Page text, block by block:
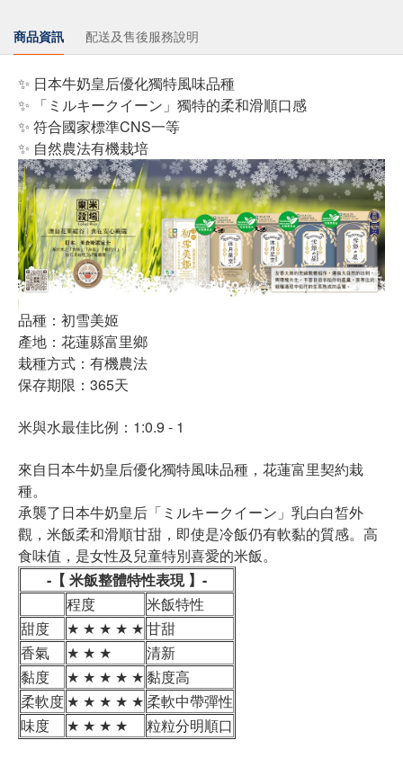
商品資訊 配送及售後服務說明
✨ 日本牛奶皇后優化獨特風味品種
✨ 「ミルキークイーン」獨特的柔和滑順口感
✨ 符合國家標準CNS一等
✨ 自然農法有機栽培
品種：初雪美姬
產地：花蓮縣富里鄉
栽種方式：有機農法
保存期限：365天
米與水最佳比例：1:0.9 - 1
來自日本牛奶皇后優化獨特風味品種，花蓮富里契約栽
種。
承襲了日本牛奶皇后「ミルキークイーン」乳白白皙外
觀，米飯柔和滑順甘甜，即使是冷飯仍有軟黏的質感。高
食味值，是女性及兒童特別喜愛的米飯。
-【 米飯整體特性表現 】-
程度
米飯特性
甜度
★ ★ ★ ★ ★甘甜
香氣
★ ★ ★
清新
黏度
★ ★ ★ ★ ★黏度高
柔軟度★ ★ ★ ★ ★柔軟中帶彈性
味度
★ ★ ★ ★ 粒粒分明順口